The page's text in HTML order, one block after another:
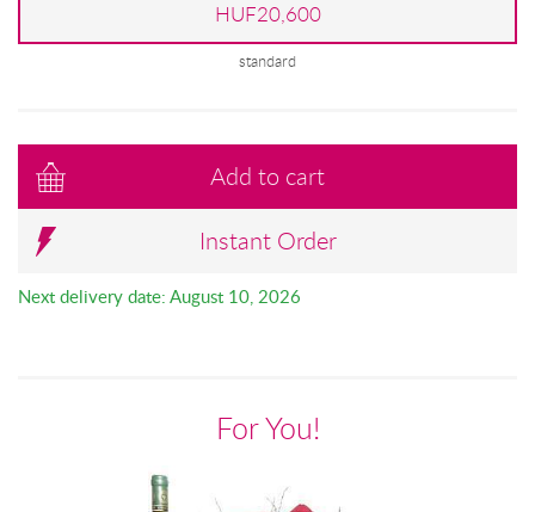
HUF20,600
standard
Add to cart
Instant Order
Next delivery date: August 10, 2026
For You!